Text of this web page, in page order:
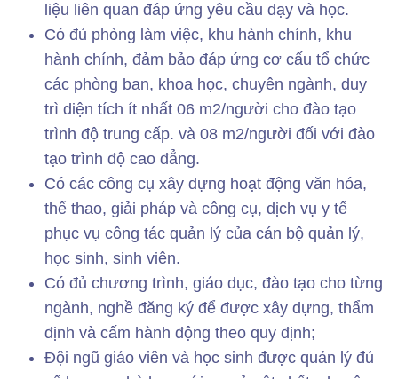
liệu liên quan đáp ứng yêu cầu dạy và học.
Có đủ phòng làm việc, khu hành chính, khu
hành chính, đảm bảo đáp ứng cơ cấu tổ chức
các phòng ban, khoa học, chuyên ngành, duy
trì diện tích ít nhất 06 m2/người cho đào tạo
trình độ trung cấp. và 08 m2/người đối với đào
tạo trình độ cao đẳng.
Có các công cụ xây dựng hoạt động văn hóa,
thể thao, giải pháp và công cụ, dịch vụ y tế
phục vụ công tác quản lý của cán bộ quản lý,
học sinh, sinh viên.
Có đủ chương trình, giáo dục, đào tạo cho từng
ngành, nghề đăng ký để được xây dựng, thẩm
định và cấm hành động theo quy định;
Đội ngũ giáo viên và học sinh được quản lý đủ